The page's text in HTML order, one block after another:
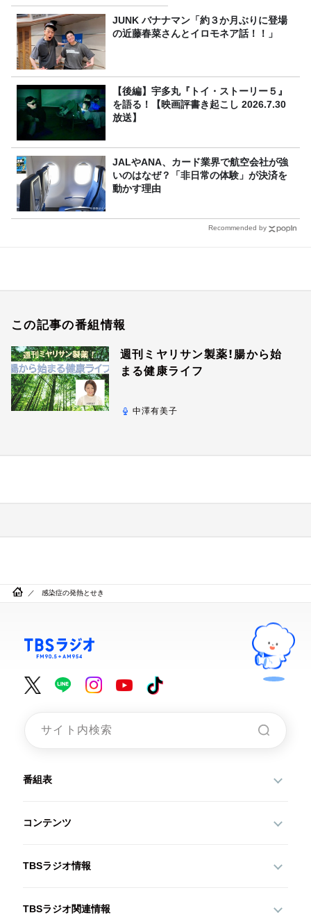
JUNK バナナマン「約３か月ぶりに登場
の近藤春菜さんとイロモネア話！！」
【後編】宇多丸『トイ・ストーリー５』
を語る！【映画評書き起こし 2026.7.30
放送】
JALやANA、カード業界で航空会社が強
いのはなぜ？「非日常の体験」が決済を
動かす理由
Recommended by
この記事の番組情報
週刊ミヤリサン製薬！腸から始
まる健康ライフ
中澤有美子
感染症の発熱とせき
番組表
コンテンツ
TBSラジオ情報
TBSラジオ関連情報